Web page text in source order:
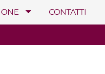
CONTATTI